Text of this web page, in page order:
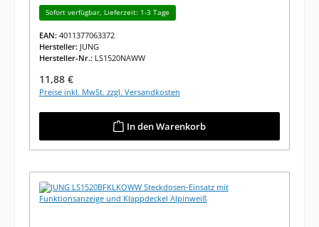
Sofort verfügbar, Lieferzeit: 1-3 Tage
EAN: 4011377063372
Hersteller: JUNG
Hersteller-Nr.: LS1520NAWW
Regulärer Preis:
11,88 €
Preise inkl. MwSt. zzgl. Versandkosten
In den Warenkorb